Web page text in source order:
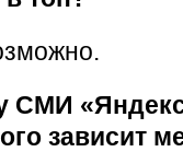
СМИ
зависит